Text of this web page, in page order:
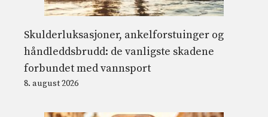
Skulderluksasjoner, ankelforstuinger og
håndleddsbrudd: de vanligste skadene
forbundet med vannsport
8. august 2026